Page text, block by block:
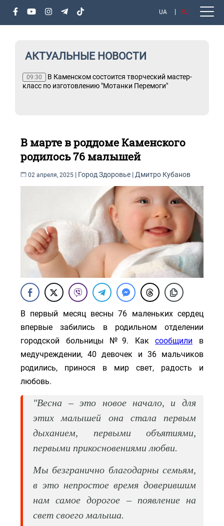
UA RU
АКТУАЛЬНЫЕ НОВОСТИ
09:30
В Каменском состоится творческий мастер-
класс по изготовлению "Мотанки Перемоги"
В марте в роддоме Каменского
родилось 76 малышей
02 апреля, 2025 | Город Здоровье | Дмитро Кубанов
В первый месяц весны 76 маленьких сердец
впервые забились в родильном отделении
городской больницы №9. Каксообщили в
медучреждении, 40 девочек и 36 мальчиков
родились, принося в мир свет, радость и
любовь.
"Весна – это новое начало, и для
этих малышей она стала первым
дыханием, первыми объятиями,
первыми прикосновениями любви.
Мы безгранично благодарны семьям,
в это непростое время доверившим
нам самое дорогое – появление на
свет своего малыша.